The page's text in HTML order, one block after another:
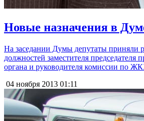
Новые назначения в
На заседании Думы депутаты приняли
должностей заместителя председателя
органа и руководителя комиссии по
04 ноября 2013 01:11